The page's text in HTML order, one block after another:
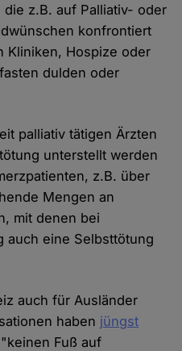
z.B. auf Palliativ- oder
konfrontiert
Kliniken, Hospize oder
dulden oder
palliativ tätigen Ärzten
unterstellt werden
z.B. über
Mengen an
mit denen bei
auch eine Selbsttötung
auch für Ausländer
haben jüngst
Fuß auf